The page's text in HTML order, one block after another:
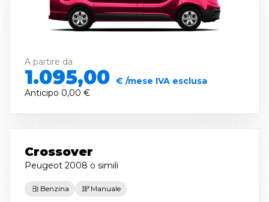
A partire da
1.095,00 € /mese IVA esclusa
Anticipo 0,00 €
Crossover
Peugeot 2008 o simili
Benzina Manuale